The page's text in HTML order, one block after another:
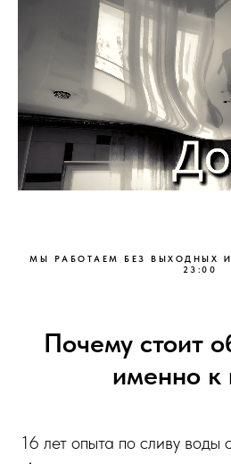
MЫ РАБOТAЕМ БEЗ ВЫХОДНЫХ
23:00
Почему стоит
именно к
16 лет опыта по сливу воды